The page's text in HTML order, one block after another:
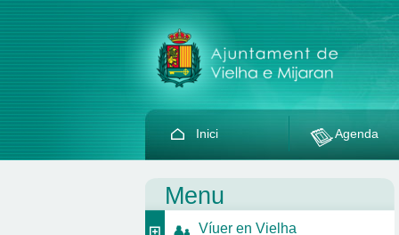
Inici Agenda
Menu
Víuer en Vielha